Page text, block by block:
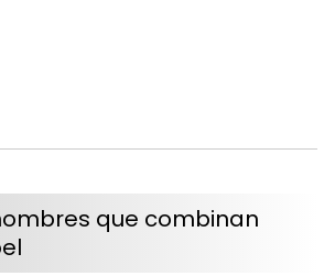
que combinan